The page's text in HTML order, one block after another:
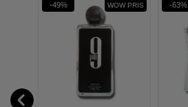
-49% WOW PRIS -63%